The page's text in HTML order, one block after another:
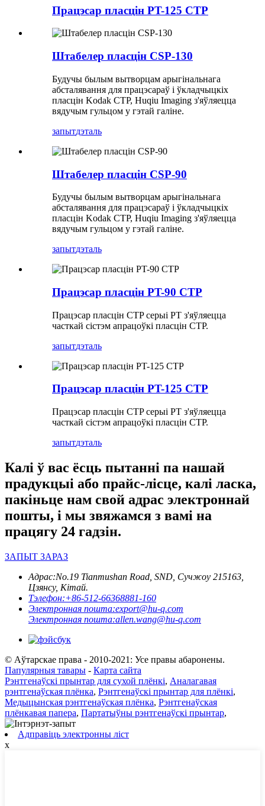
Працэсар пласцін PT-125 CTP
Штабелер пласцін CSP-130
Будучы былым вытворцам арыгінальнага
абсталявання для працэсараў і ўкладчыцкіх
пласцін Kodak CTP, Huqiu Imaging з'яўляецца
вядучым гульцом у гэтай галіне.
запытдэталь
Штабелер пласцін CSP-90
Будучы былым вытворцам арыгінальнага
абсталявання для працэсараў і ўкладчыцкіх
пласцін Kodak CTP, Huqiu Imaging з'яўляецца
вядучым гульцом у гэтай галіне.
запытдэталь
Працэсар пласцін PT-90 CTP
Працэсар пласцін CTP серыі PT з'яўляецца
часткай сістэм апрацоўкі пласцін CTP.
запытдэталь
Працэсар пласцін PT-125 CTP
Працэсар пласцін CTP серыі PT з'яўляецца
часткай сістэм апрацоўкі пласцін CTP.
запытдэталь
Калі ў вас ёсць пытанні па нашай
прадукцыі або прайс-лісце, калі ласка,
пакіньце нам свой адрас электроннай
пошты, і мы звяжамся з вамі на
працягу 24 гадзін.
ЗАПЫТ ЗАРАЗ
Адрас:No.19 Tianmushan Road, SND, Сучжоу 215163,
Цзянсу, Кітай.
Тэлефон:+86-512-66368881-160
Электронная пошта:export@hu-q.com
Электронная пошта:allen.wang@hu-q.com
© Аўтарскае права - 2010-2021: Усе правы абаронены.
Папулярныя тавары - Карта сайта
Рэнтгенаўскі прынтар для сухой плёнкі, Аналагавая
рэнтгенаўская плёнка, Рэнтгенаўскі прынтар для плёнкі,
Медыцынская рэнтгенаўская плёнка, Рэнтгенаўская
плёнкавая папера, Партатыўны рэнтгенаўскі прынтар,
Адправіць электронны ліст
x